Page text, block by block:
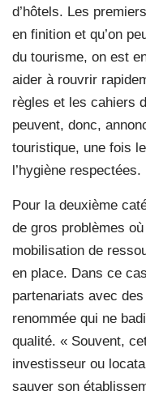
d’hôtels. Les
en finition et qu’on
du tourisme, on est
aider à rouvrir
règles et les cahiers
peuvent, donc,
touristique, une fois
l’hygiène respectées.
Pour la deuxième
de gros problèmes
mobilisation de
en place. Dans ce
partenariats avec
renommée qui ne
qualité. « Souvent,
investisseur ou
sauver son